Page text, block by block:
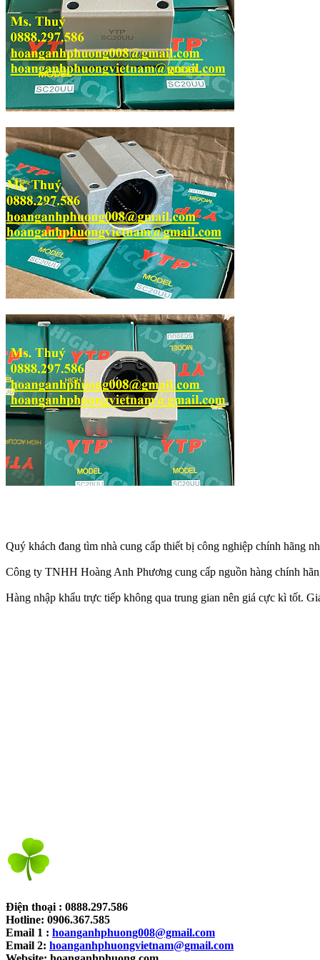
Quý khách đang tìm nhà cung cấp thiết bị công nghiệp chính hãng
Công ty TNHH Hoàng Anh Phương cung cấp nguồn hàng chính
Hàng nhập khẩu trực tiếp không qua trung gian nên giá cực kì tốt.
Điện thoại : 0888.297.586
Hotline: 0906.367.585
Email 1 : hoanganhphuong008@gmail.com
Email 2: hoanganhphuongvietnam@gmail.com